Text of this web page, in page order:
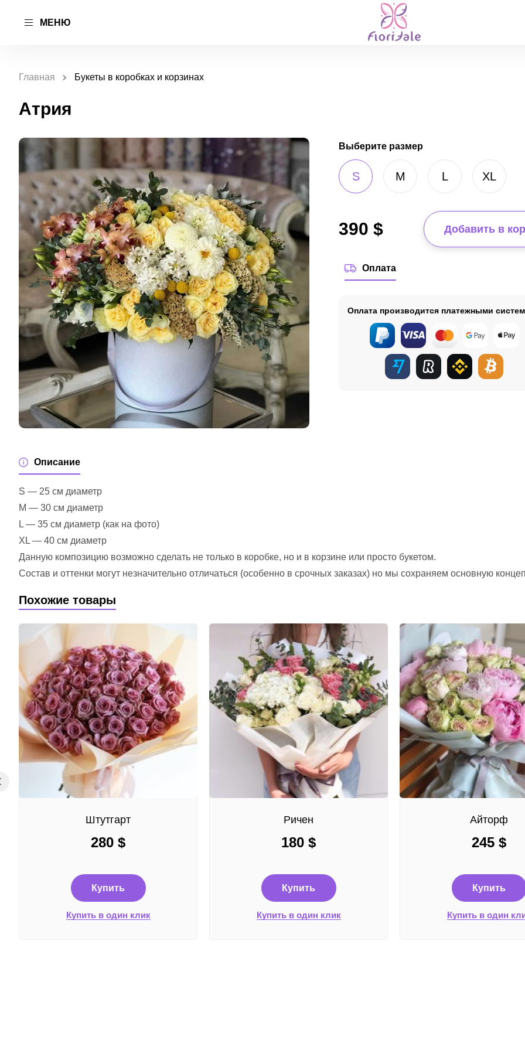
МЕНЮ
Главная Букеты в коробках и корзинах
Атрия
Выберите размер
S M L XL
390 $ Добавить в
Оплата
Оплата производится платежными
Описание
S — 25 см диаметр
M — 30 см диаметр
L — 35 см диаметр (как на фото)
XL — 40 см диаметр
Данную композицию возможно сделать не только в коробке, но и в корзине или просто букетом.
Состав и оттенки могут незначительно отличаться (особенно в срочных заказах) но мы сохраняем основную
Похожие товары
Штутгарт
280 $
Купить
Купить в один клик
Ричен
180 $
Купить
Купить в один клик
Айторф
245 $
Купить
Купить в один